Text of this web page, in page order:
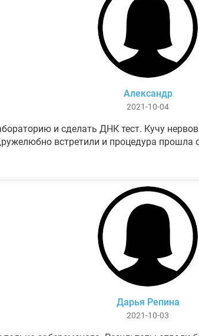
Александр
2021-10-04
и сделать ДНК тест. Кучу
встретили и процедура прошла
Дарья Репина
2021-10-03